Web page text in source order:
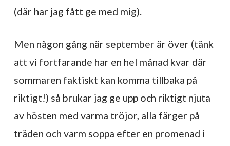
(där har jag fått ge med mig).
Men någon gång när september är över (tänk
att vi fortfarande har en hel månad kvar där
sommaren faktiskt kan komma tillbaka på
riktigt!) så brukar jag ge upp och riktigt njuta
av hösten med varma tröjor, alla färger på
träden och varm soppa efter en promenad i